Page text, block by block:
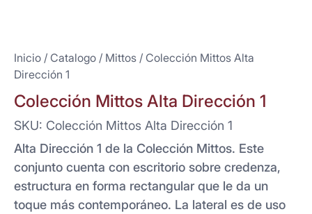
Inicio / Catalogo / Mittos / Colección Mittos Alta
Dirección 1
Colección Mittos Alta Dirección 1
SKU: Colección Mittos Alta Dirección 1
Alta Dirección 1 de la Colección Mittos. Este
conjunto cuenta con escritorio sobre credenza,
estructura en forma rectangular que le da un
toque más contemporáneo. La lateral es de uso